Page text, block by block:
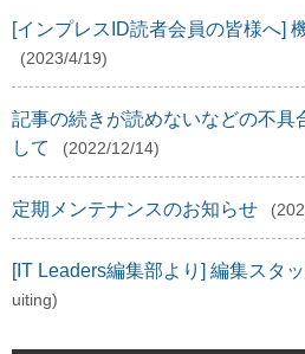
[インプレスID読者会員の皆様へ]
(2023/4/19)
記事の続きが読めないなどの不具
して
(2022/12/14)
定期メンテナンスのお知らせ
[IT Leaders編集部より] 編集スタ
uiting)